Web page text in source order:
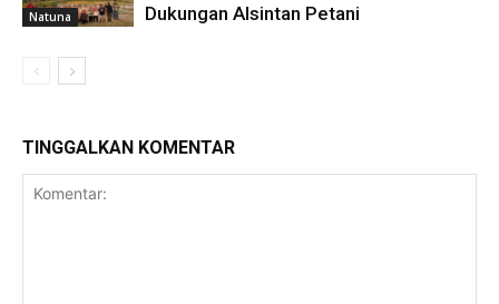
Natuna
Dukungan Alsintan Petani
TINGGALKAN KOMENTAR